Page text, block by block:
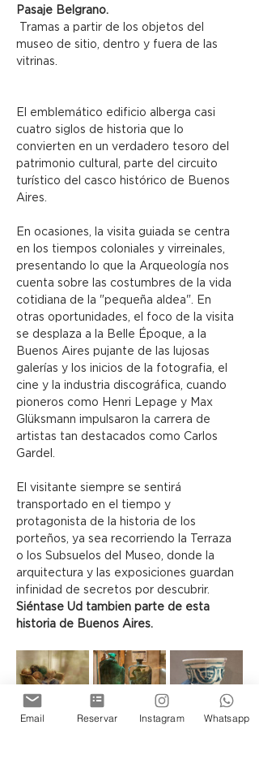
Pasaje Belgrano.
museo de sitio, dentro y fuera de las
vitrinas.
El emblemático edificio alberga casi
cuatro siglos de historia que lo
convierten en un verdadero tesoro del
patrimonio cultural, parte del circuito
turístico del casco histórico de Buenos
Aires.
En ocasiones, la visita guiada se centra
en los tiempos coloniales y virreinales,
presentando lo que la Arqueología nos
cuenta sobre las costumbres de la vida
cotidiana de la "pequeña aldea". En
otras oportunidades, el foco de la visita
se desplaza a la Belle Époque, a la
Buenos Aires pujante de las lujosas
galerías y los inicios de la fotografia, el
cine y la industria discográfica, cuando
pioneros como Henri Lepage y Max
Glüksmann impulsaron la carrera de
artistas tan destacados como Carlos
Gardel.
El visitante siempre se sentirá
transportado en el tiempo y
protagonista de la historia de los
porteños, ya sea recorriendo la Terraza
o los Subsuelos del Museo, donde la
arquitectura y las exposiciones guardan
infinidad de secretos por descubrir.
Siéntase Ud tambien parte de esta
historia de Buenos Aires.
Email Reservar Instagram Whatsapp